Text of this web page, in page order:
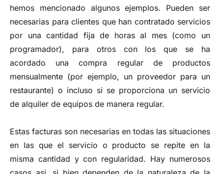
hemos mencionado algunos ejemplos. Pueden ser
necesarias para clientes que han contratado servicios
por una cantidad fija de horas al mes (como un
programador), para otros con los que se ha
acordado una compra regular de productos
mensualmente (por ejemplo, un proveedor para un
restaurante) o incluso si se proporciona un servicio
de alquiler de equipos de manera regular.
Estas facturas son necesarias en todas las situaciones
en las que el servicio o producto se repite en la
misma cantidad y con regularidad. Hay numerosos